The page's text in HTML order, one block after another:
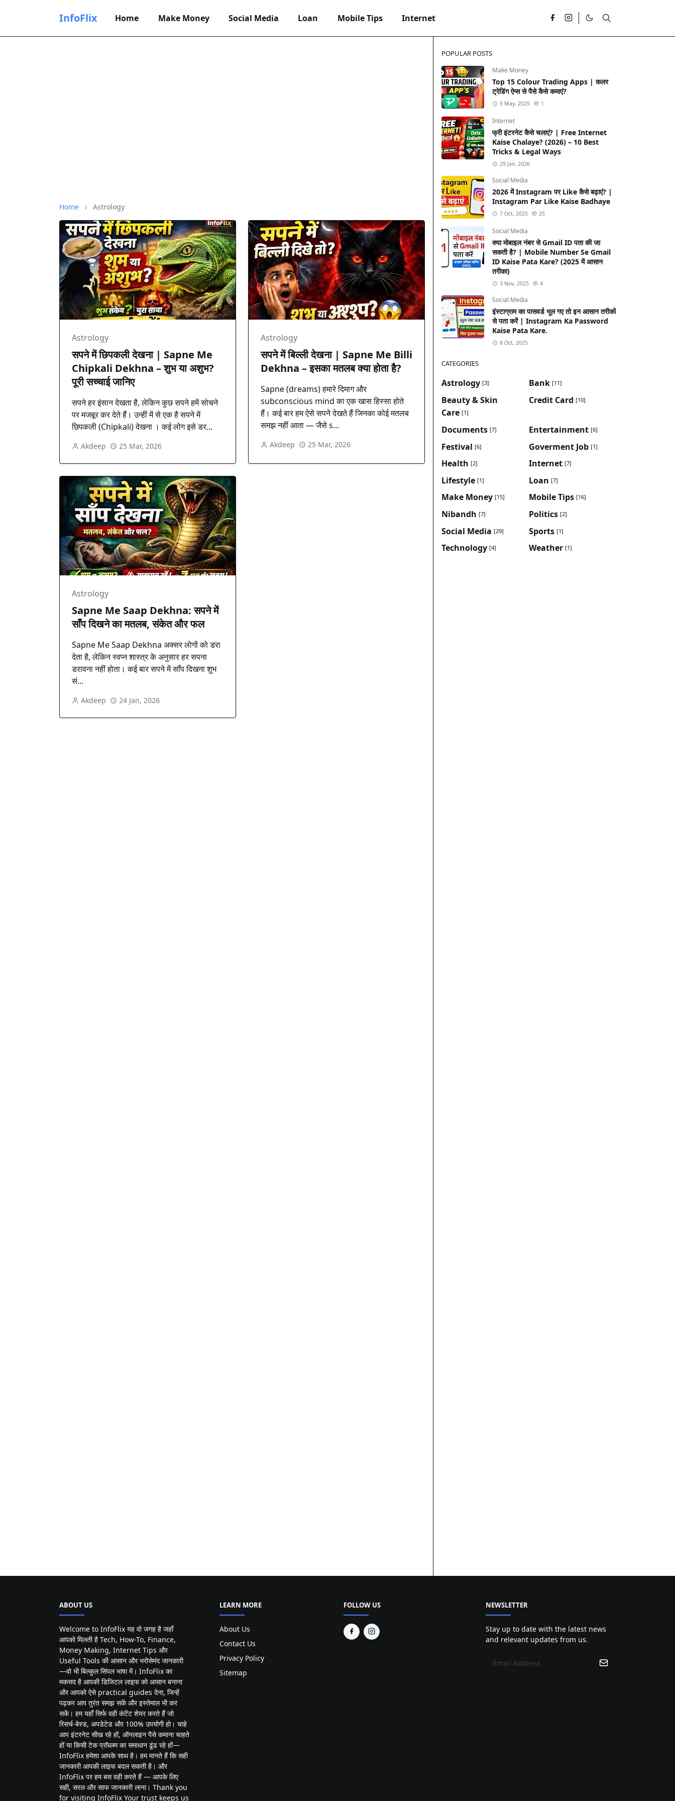
InfoFlix Home Make Money Social Media Loan Mobile Tips Internet
Home Astrology
Astrology
सपने में छिपकली देखना | Sapne Me
Chipkali Dekhna – शुभ या अशुभ?
पूरी सच्चाई जानिए
सपने हर इंसान देखता है, लेकिन कुछ सपने हमें सोचने
पर मजबूर कर देते हैं। उन्हीं में से एक है सपने में
छिपकली (Chipkali) देखना । कई लोग इसे डर...
Akdeep 25 Mar, 2026
Astrology
सपने में बिल्ली देखना | Sapne Me Billi
Dekhna – इसका मतलब क्या होता है?
Sapne (dreams) हमारे दिमाग और
subconscious mind का एक खास हिस्सा होते
हैं। कई बार हम ऐसे सपने देखते हैं जिनका कोई मतलब
समझ नहीं आता — जैसे s...
Akdeep 25 Mar, 2026
Astrology
Sapne Me Saap Dekhna: सपने में
साँप दिखने का मतलब, संकेत और फल
Sapne Me Saap Dekhna अक्सर लोगों को डरा
देता है, लेकिन स्वप्न शास्त्र के अनुसार हर सपना
डरावना नहीं होता। कई बार सपने में साँप दिखना शुभ
सं...
Akdeep 24 Jan, 2026
POPULAR POSTS
Make Money
Top 15 Colour Trading Apps | कलर
ट्रेडिंग ऐप्स से पैसे कैसे कमाएं?
5 May, 2025 1
Internet
फ्री इंटरनेट कैसे चलाएं? | Free Internet
Kaise Chalaye? (2026) – 10 Best
Tricks & Legal Ways
29 Jan, 2026
Social Media
2026 में Instagram पर Like कैसे बढ़ाएं? |
Instagram Par Like Kaise Badhaye
7 Oct, 2025 25
Social Media
क्या मोबाइल नंबर से Gmail ID पता की जा
सकती है? | Mobile Number Se Gmail
ID Kaise Pata Kare? (2025 में आसान
तरीका)
3 Nov, 2025 4
Social Media
इंस्टाग्राम का पासवर्ड भूल गए तो इन आसान तरीकों
से पता करें | Instagram Ka Password
Kaise Pata Kare.
8 Oct, 2025
CATEGORIES
Astrology [3] Bank [11]
Beauty & Skin
Care [1]
Credit Card [10]
Documents [7] Entertainment [6]
Festival [6] Goverment Job [1]
Health [2] Internet [7]
Lifestyle [1] Loan [7]
Make Money [15] Mobile Tips [16]
Nibandh [7] Politics [2]
Social Media [29] Sports [1]
Technology [4] Weather [1]
ABOUT US
Welcome to InfoFlix यह वो जगह है जहाँ
आपको मिलती है Tech, How-To, Finance,
Money Making, Internet Tips और
Useful Tools की आसान और भरोसेमंद जानकारी
—वो भी बिल्कुल सिंपल भाषा में। InfoFlix का
मकसद है आपकी डिजिटल लाइफ को आसान बनाना
और आपको ऐसे practical guides देना, जिन्हें
पढ़कर आप तुरंत समझ सकें और इस्तेमाल भी कर
सकें। हम यहाँ सिर्फ वही कंटेंट शेयर करते हैं जो
रिसर्च-बेस्ड, अपडेटेड और 100% उपयोगी हो। चाहे
आप इंटरनेट सीख रहे हों, ऑनलाइन पैसे कमाना चाहते
हों या किसी टेक प्रॉब्लम का समाधान ढूंढ रहे हों—
InfoFlix हमेशा आपके साथ है। हम मानते हैं कि सही
जानकारी आपकी लाइफ बदल सकती है। और
InfoFlix पर हम बस वही करते हैं — आपके लिए
सही, सरल और साफ जानकारी लाना। Thank you
for visiting InfoFlix Your trust keeps us
LEARN MORE
About Us
Contact Us
Privacy Policy
Sitemap
FOLLOW US NEWSLETTER
Stay up to date with the latest news
and relevant updates from us.